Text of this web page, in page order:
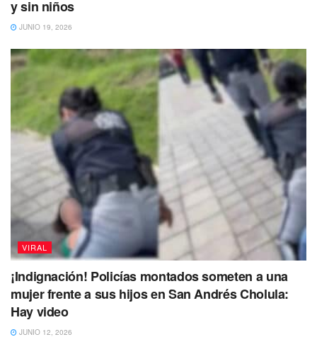
y sin niños
JUNIO 19, 2026
VIRAL
¡Indignación! Policías montados someten a una
mujer frente a sus hijos en San Andrés Cholula:
Hay video
JUNIO 12, 2026